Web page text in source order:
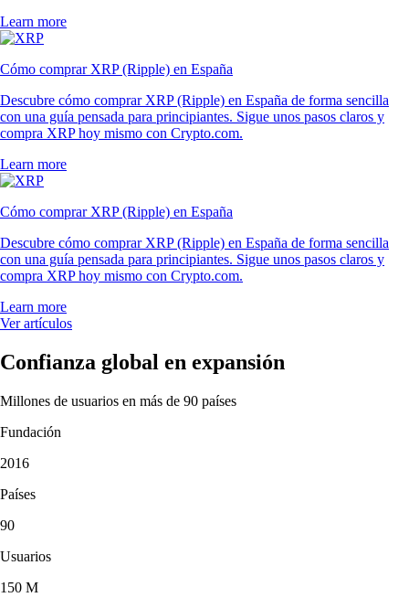
Learn more
Cómo comprar XRP (Ripple) en España
Descubre cómo comprar XRP (Ripple) en España de forma sencilla
con una guía pensada para principiantes. Sigue unos pasos claros y
compra XRP hoy mismo con Crypto.com.
Learn more
Cómo comprar XRP (Ripple) en España
Descubre cómo comprar XRP (Ripple) en España de forma sencilla
con una guía pensada para principiantes. Sigue unos pasos claros y
compra XRP hoy mismo con Crypto.com.
Learn more
Ver artículos
Confianza global en expansión
Millones de usuarios en más de 90 países
Fundación
2016
Países
90
Usuarios
150 M